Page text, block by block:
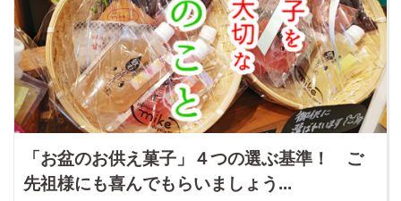
「お盆のお供え菓子」４つの選ぶ基準！ ご
先祖様にも喜んでもらいましょう...